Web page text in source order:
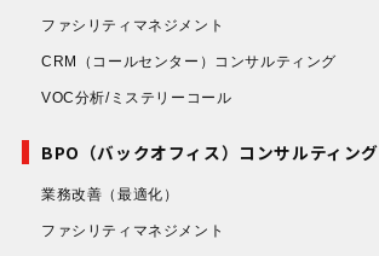
ファシリティマネジメント
CRM（コールセンター）コンサルティング
VOC分析/ミステリーコール
BPO（バックオフィス）コンサルティング
業務改善 （最適化）
ファシリティマネジメント